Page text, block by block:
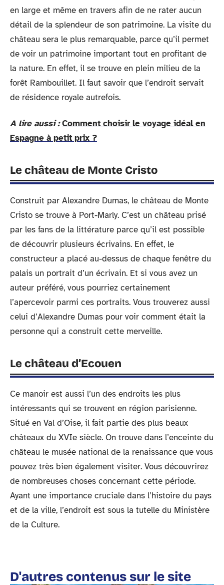
en large et même en travers afin de ne rater aucun
détail de la splendeur de son patrimoine. La visite du
château sera le plus remarquable, parce qu’il permet
de voir un patrimoine important tout en profitant de
la nature. En effet, il se trouve en plein milieu de la
forêt Rambouillet. Il faut savoir que l’endroit servait
de résidence royale autrefois.
A lire aussi : Comment choisir le voyage idéal en
Espagne à petit prix ?
Le château de Monte Cristo
Construit par Alexandre Dumas, le château de Monte
Cristo se trouve à Port-Marly. C’est un château prisé
par les fans de la littérature parce qu’il est possible
de découvrir plusieurs écrivains. En effet, le
constructeur a placé au-dessus de chaque fenêtre du
palais un portrait d’un écrivain. Et si vous avez un
auteur préféré, vous pourriez certainement
l’apercevoir parmi ces portraits. Vous trouverez aussi
celui d’Alexandre Dumas pour voir comment était la
personne qui a construit cette merveille.
Le château d’Ecouen
Ce manoir est aussi l’un des endroits les plus
intéressants qui se trouvent en région parisienne.
Situé en Val d’Oise, il fait partie des plus beaux
châteaux du XVIe siècle. On trouve dans l’enceinte du
château le musée national de la renaissance que vous
pouvez très bien également visiter. Vous découvrirez
de nombreuses choses concernant cette période.
Ayant une importance cruciale dans l’histoire du pays
et de la ville, l’endroit est sous la tutelle du Ministère
de la Culture.
D'autres contenus sur le site